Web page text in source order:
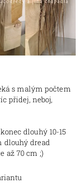
s malým počtem
přidej, neboj,
dlouhý 10-15
dlouhý dread
až 70 cm ;)